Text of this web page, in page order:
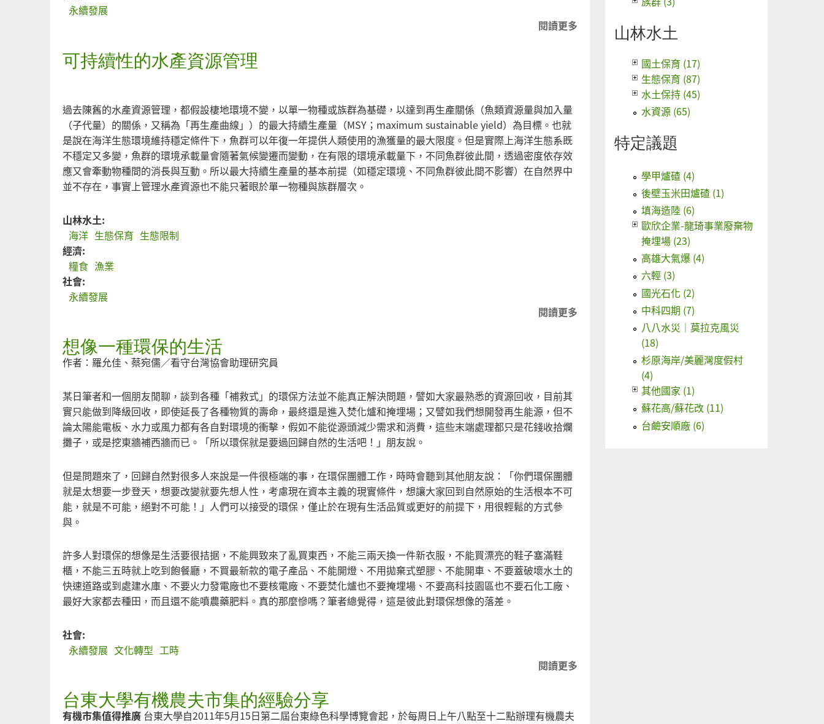
永續發展
閱讀更多
可持續性的水產資源管理
過去陳舊的水產資源管理，都假設棲地環境不變，以單一物種或族群為基礎，以達到再生產關係（魚類資源量與加入量
（子代量）的關係，又稱為「再生產曲線」）的最大持續生產量（MSY；maximum sustainable yield）為目標。也就
是說在海洋生態環境維持穩定條件下，魚群可以年復一年提供人類使用的漁獲量的最大限度。但是實際上海洋生態系既
不穩定又多變，魚群的環境承載量會隨著氣候變遷而變動，在有限的環境承載量下，不同魚群彼此間，透過密度依存效
應又會牽動物種間的消長與互動。所以最大持續生產量的基本前提（如穩定環境、不同魚群彼此間不影響）在自然界中
並不存在，事實上管理水產資源也不能只著眼於單一物種與族群層次。
山林水土:
海洋 生態保育 生態限制
經濟:
糧食 漁業
社會:
永續發展
閱讀更多
想像一種環保的生活
作者：羅允佳、蔡宛儒／看守台灣協會助理研究員
某日筆者和一個朋友閒聊，談到各種「補救式」的環保方法並不能真正解決問題，譬如大家最熟悉的資源回收，目前其
實只能做到降級回收，即使延長了各種物質的壽命，最終還是進入焚化爐和掩埋場；又譬如我們想開發再生能源，但不
論太陽能電板、水力或風力都有各自對環境的衝擊，假如不能從源頭減少需求和消費，這些末端處理都只是花錢收拾爛
攤子，或是挖東牆補西牆而已。「所以環保就是要過回歸自然的生活吧！」朋友說。
但是問題來了，回歸自然對很多人來說是一件很極端的事，在環保團體工作，時時會聽到其他朋友說：「你們環保團體
就是太想要一步登天，想要改變就要先想人性，考慮現在資本主義的現實條件，想讓大家回到自然原始的生活根本不可
能，就是不可能，絕對不可能！」人們可以接受的環保，僅止於在現有生活品質或更好的前提下，用很輕鬆的方式參
與。
許多人對環保的想像是生活要很拮据，不能興致來了亂買東西，不能三兩天換一件新衣服，不能買漂亮的鞋子塞滿鞋
櫃，不能三五時就上吃到飽餐廳，不買最新款的電子產品、不能開燈、不用拋棄式塑膠、不能開車、不要蓋破壞水土的
快速道路或到處建水庫、不要火力發電廠也不要核電廠、不要焚化爐也不要掩埋場、不要高科技園區也不要石化工廠、
最好大家都去種田，而且還不能噴農藥肥料。真的那麼慘嗎？筆者總覺得，這是彼此對環保想像的落差。
社會:
永續發展 文化轉型 工時
閱讀更多
台東大學有機農夫市集的經驗分享
有機市集值得推廣 台東大學自2011年5月15日第二屆台東綠色科學博覽會起，於每周日上午八點至十二點辦理有機農夫
山林水土
國土保育 (17)
生態保育 (87)
水土保持 (45)
水資源 (65)
特定議題
學甲爐碴 (4)
後壁玉米田爐碴 (1)
填海造陸 (6)
歐欣企業-龍琦事業廢棄物
掩埋場 (23)
高雄大氣爆 (4)
六輕 (3)
國光石化 (2)
中科四期 (7)
八八水災｜莫拉克風災
(18)
杉原海岸/美麗灣度假村
(4)
其他國家 (1)
蘇花高/蘇花改 (11)
台鹼安順廠 (6)